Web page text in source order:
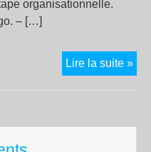
organisationnelle.
– […]
Lire la suite »
ans